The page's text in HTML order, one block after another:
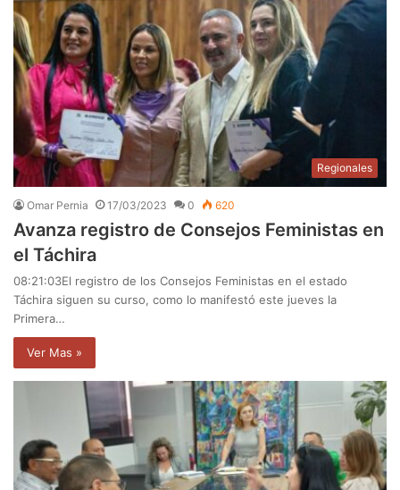
Regionales
Omar Pernia 17/03/2023 0 620
Avanza registro de Consejos Feministas en
el Táchira
08:21:03El registro de los Consejos Feministas en el estado
Táchira siguen su curso, como lo manifestó este jueves la
Primera…
Ver Mas »